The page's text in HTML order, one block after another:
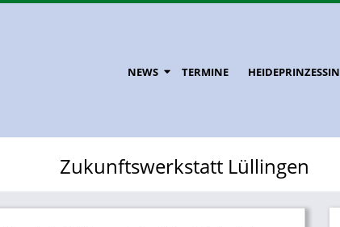
NEWS TERMINE HEIDEPRINZESSIN
Zukunftswerkstatt Lüllingen